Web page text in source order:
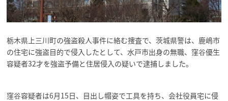
栃木県上三川町の強盗殺人事件に絡む捜査で、茨城県警は、鹿嶋市
の住宅に強盗目的で侵入したとして、水戸市出身の無職、窪谷優生
容疑者32才を強盗予備と住居侵入の疑いで逮捕しました。
窪谷容疑者は6月15日、目出し帽姿で工具を持ち、会社役員宅に侵